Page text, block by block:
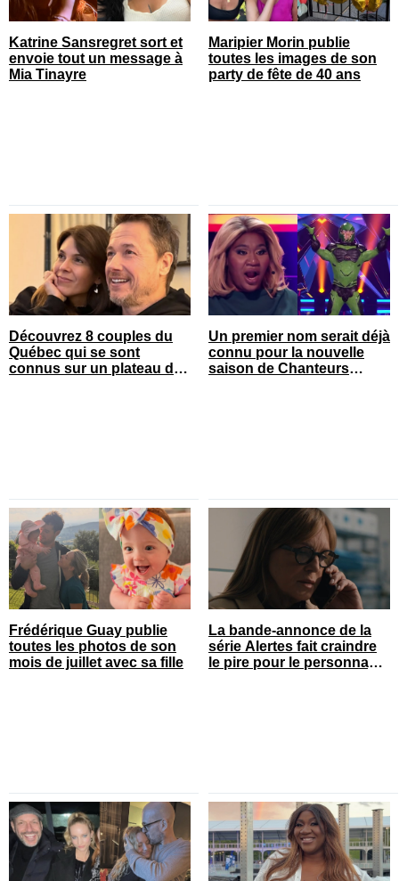
Katrine Sansregret sort et
envoie tout un message à
Mia Tinayre
Maripier Morin publie
toutes les images de son
party de fête de 40 ans
Découvrez 8 couples du
Québec qui se sont
connus sur un plateau de
Un premier nom serait déjà
connu pour la nouvelle
saison de Chanteurs
Frédérique Guay publie
toutes les photos de son
mois de juillet avec sa fille
La bande-annonce de la
série Alertes fait craindre
le pire pour le personnage